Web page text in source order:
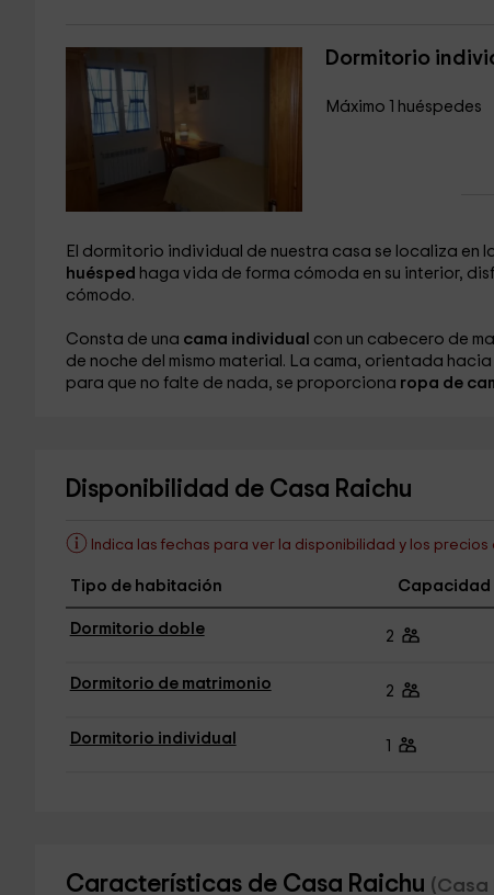
Dormitorio
Máximo 1 huéspedes
El dormitorio individual de nuestra casa se localiza en
huésped haga vida de forma cómoda en su interior,
cómodo.
Consta de una cama individual con un cabecero de
de noche del mismo material. La cama, orientada hacia
para que no falte de nada, se proporciona ropa de
Disponibilidad de Casa Raichu
Indica las fechas para ver la disponibilidad y los precios
Tipo de habitación Capacidad
Dormitorio doble 2
Dormitorio de matrimonio 2
Dormitorio individual 1
Características de Casa Raichu (Casa